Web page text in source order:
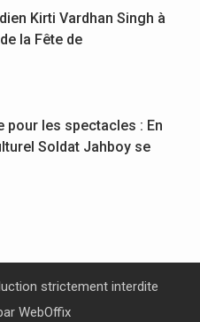
Kirti Vardhan Singh à
la Fête de
les spectacles : En
Soldat Jahboy se
strictement interdite
WebOffix